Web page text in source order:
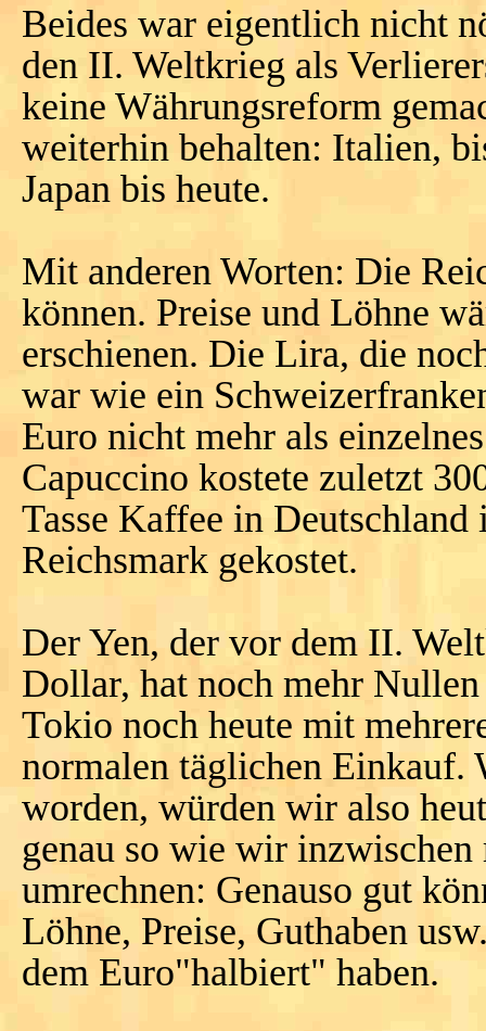
Beides war eigentlich nicht
den II. Weltkrieg als
keine Währungsreform
weiterhin behalten: Italien,
Japan bis heute.
Mit anderen Worten: Die
können. Preise und Löhne
erschienen. Die Lira, die
war wie ein
Euro nicht mehr als
Capuccino kostete zuletzt
Tasse Kaffee in
Reichsmark gekostet.
Der Yen, der vor dem II.
Dollar, hat noch mehr
Tokio noch heute mit
normalen täglichen Einkauf.
worden, würden wir also
genau so wie wir
umrechnen: Genauso gut
Löhne, Preise, Guthaben
dem Euro"halbiert" haben.